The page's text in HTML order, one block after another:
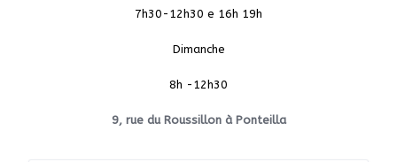
7h30-12h30 e 16h 19h
Dimanche
8h -12h30
9, rue du Roussillon à Ponteilla